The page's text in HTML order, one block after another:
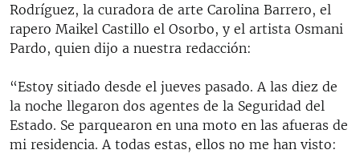
Rodríguez, la curadora de arte Carolina Barrero, el
rapero Maikel Castillo el Osorbo, y el artista Osmani
Pardo, quien dijo a nuestra redacción:
“Estoy sitiado desde el jueves pasado. A las diez de
la noche llegaron dos agentes de la Seguridad del
Estado. Se parquearon en una moto en las afueras de
mi residencia. A todas estas, ellos no me han visto: